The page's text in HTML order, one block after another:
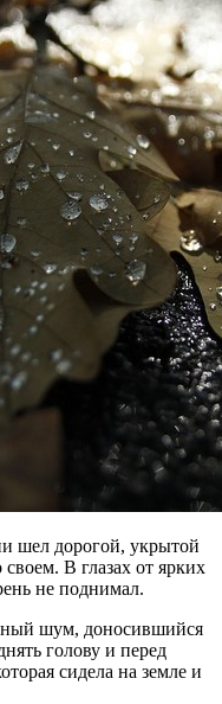
шел дорогой, укрытой
В глазах от ярких
не поднимал.
шум, доносившийся
голову и перед
сидела на земле и